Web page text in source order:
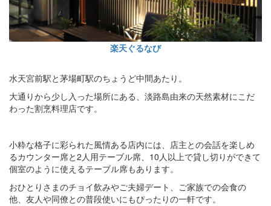
楽天ぐるなび
水天宮前駅と茅場町駅のちょうど中間あたり。
大通りから少し入った場所にある、淡路島由来の天然素材にこだ
わった割烹料理店です。
小粋な格子に彩られた風情ある店内には、店主との会話を楽しめ
るカウンター席と2人用テーブル席、10人以上で貸し切りができて
個室のように使えるテーブル席もあります。
おひとりさまのチョイ飲みやご夫婦デート、ご家族での会食の
他、友人や同僚との普段使いにもぴったりの一軒です。